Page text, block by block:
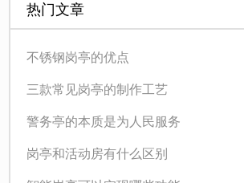
热门文章
不锈钢岗亭的优点
三款常见岗亭的制作工艺
警务亭的本质是为人民服务
岗亭和活动房有什么区别